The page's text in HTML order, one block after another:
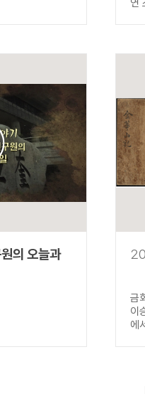
연
의 오늘과
금
이
에